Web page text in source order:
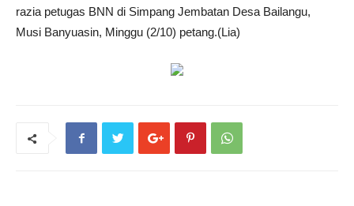
razia petugas BNN di Simpang Jembatan Desa Bailangu,
Musi Banyuasin, Minggu (2/10) petang.(Lia)